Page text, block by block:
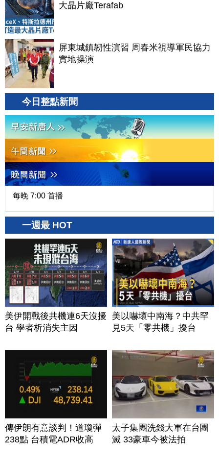
大晶片廠Terafab
屏東城鎮韌性演習 周春米視導軍民協力
實地操演
今日整點新聞
每晚 7:00 首播
一週最 HOT
美伊開戰後共機連6天沒擾
台 學者析消失主因
美以嚇壞中南海？中共罕
見5天「零共機」擾台
傳伊朗有意談判！道瓊彈
238點 台積電ADR收高
太子集團洗錢大軍在台團
滅 33豪車今被法拍